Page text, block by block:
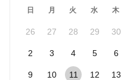
日 月 火 水 木
26 27 28 29 30
2 3 4 5 6
9 10 11 12 13